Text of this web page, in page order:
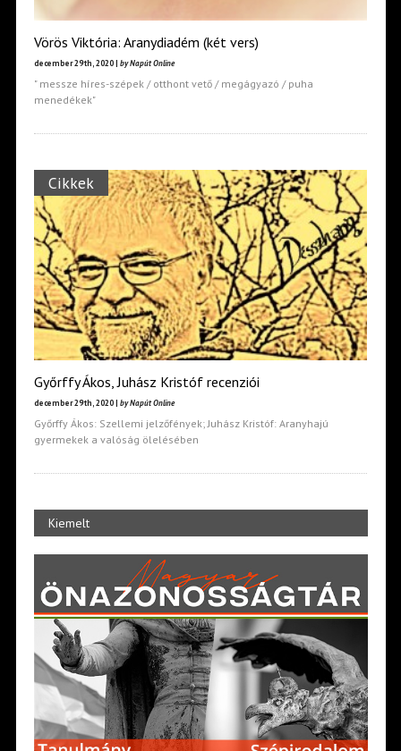
Vörös Viktória: Aranydiadém (két vers)
december 29th, 2020 | by Napút Online
" messze híres-szépek / otthont vető / megágyazó / puha
menedékek"
Cikkek
Győrffy Ákos, Juhász Kristóf recenziói
december 29th, 2020 | by Napút Online
Győrffy Ákos: Szellemi jelzőfények; Juhász Kristóf: Aranyhajú
gyermekek a valóság ölelésében
Kiemelt